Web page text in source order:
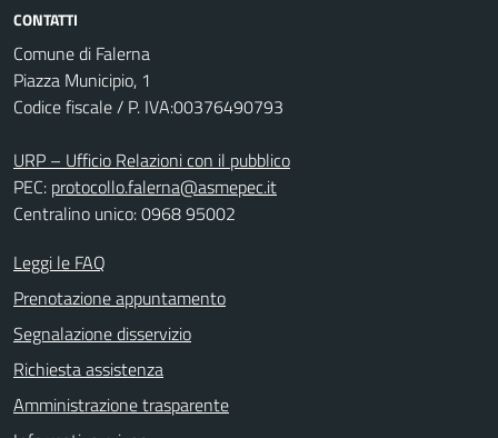
CONTATTI
Comune di Falerna
Piazza Municipio, 1
Codice fiscale / P. IVA:00376490793
URP – Ufficio Relazioni con il pubblico
PEC: protocollo.falerna@asmepec.it
Centralino unico: 0968 95002
Leggi le FAQ
Prenotazione appuntamento
Segnalazione disservizio
Richiesta assistenza
Amministrazione trasparente